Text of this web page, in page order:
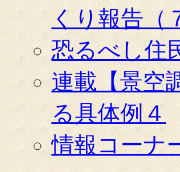
くり報告（
恐るべし住
連載【景空
る具体例４
情報コーナ